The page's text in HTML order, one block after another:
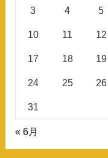
3 4 5
10 11 12
17 18 19
24 25 26
31
« 6月